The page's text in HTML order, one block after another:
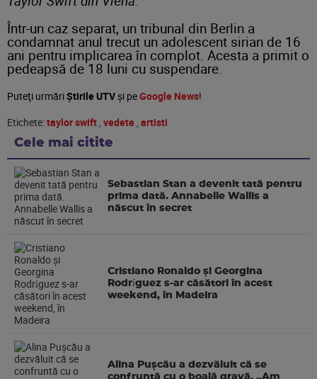
Într-un caz separat, un tribunal din Berlin a
condamnat anul trecut un adolescent sirian de 16
ani pentru implicarea în complot. Acesta a primit o
pedeapsă de 18 luni cu suspendare.
Puteţi urmăriȘtirile UTVşi peGoogle News!
Etichete:taylor swift , vedete , artisti
Cele mai citite
Sebastian Stan a devenit tată pentru
prima dată. Annabelle Wallis a
născut în secret
Cristiano Ronaldo și Georgina
Rodríguez s-ar căsători în acest
weekend, în Madeira
Alina Pușcău a dezvăluit că se
confruntă cu o boală gravă. „Am